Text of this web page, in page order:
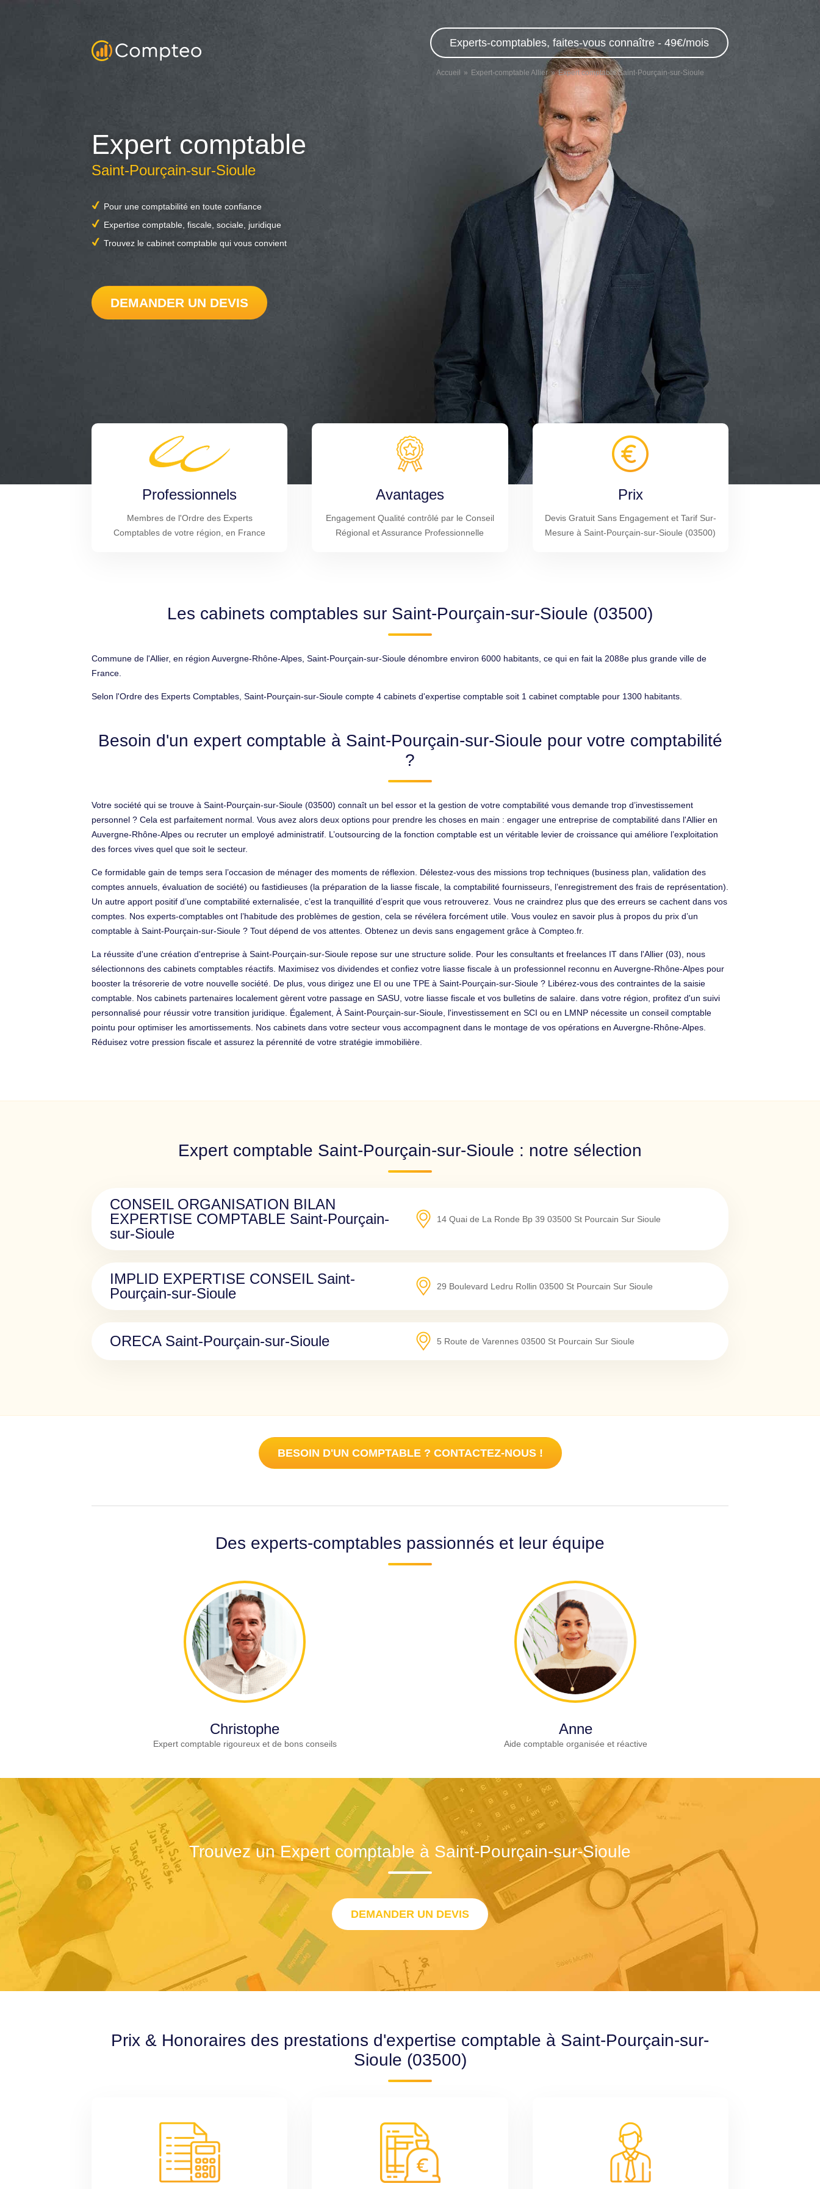
Experts-comptables, faites-vous connaître - 49€/mois
Accueil Expert-comptable Allier Expert comptable Saint-Pourçain-sur-Sioule
Expert comptable
Saint-Pourçain-sur-Sioule
Pour une comptabilité en toute confiance
Expertise comptable, fiscale, sociale, juridique
Trouvez le cabinet comptable qui vous convient
DEMANDER UN DEVIS
Professionnels
Membres de l'Ordre des Experts
Comptables de votre région, en France
Avantages
Engagement Qualité contrôlé par le Conseil
Régional et Assurance Professionnelle
Prix
Devis Gratuit Sans Engagement et Tarif Sur-
Mesure à Saint-Pourçain-sur-Sioule (03500)
Les cabinets comptables sur Saint-Pourçain-sur-Sioule (03500)
Commune de l'Allier, en région Auvergne-Rhône-Alpes, Saint-Pourçain-sur-Sioule dénombre environ 6000 habitants, ce qui en fait la 2088e plus grande ville de
France.
Selon l'Ordre des Experts Comptables, Saint-Pourçain-sur-Sioule compte 4 cabinets d'expertise comptable soit 1 cabinet comptable pour 1300 habitants.
Besoin d'un expert comptable à Saint-Pourçain-sur-Sioule pour votre comptabilité
?
Votre société qui se trouve à Saint-Pourçain-sur-Sioule (03500) connaît un bel essor et la gestion de votre comptabilité vous demande trop d’investissement
personnel ? Cela est parfaitement normal. Vous avez alors deux options pour prendre les choses en main : engager une entreprise de comptabilité dans l'Allier en
Auvergne-Rhône-Alpes ou recruter un employé administratif. L’outsourcing de la fonction comptable est un véritable levier de croissance qui améliore l’exploitation
des forces vives quel que soit le secteur.
Ce formidable gain de temps sera l’occasion de ménager des moments de réflexion. Délestez-vous des missions trop techniques (business plan, validation des
comptes annuels, évaluation de société) ou fastidieuses (la préparation de la liasse fiscale, la comptabilité fournisseurs, l’enregistrement des frais de représentation).
Un autre apport positif d’une comptabilité externalisée, c’est la tranquillité d’esprit que vous retrouverez. Vous ne craindrez plus que des erreurs se cachent dans vos
comptes. Nos experts-comptables ont l’habitude des problèmes de gestion, cela se révélera forcément utile. Vous voulez en savoir plus à propos du prix d’un
comptable à Saint-Pourçain-sur-Sioule ? Tout dépend de vos attentes. Obtenez un devis sans engagement grâce à Compteo.fr.
La réussite d'une création d'entreprise à Saint-Pourçain-sur-Sioule repose sur une structure solide. Pour les consultants et freelances IT dans l'Allier (03), nous
sélectionnons des cabinets comptables réactifs. Maximisez vos dividendes et confiez votre liasse fiscale à un professionnel reconnu en Auvergne-Rhône-Alpes pour
booster la trésorerie de votre nouvelle société. De plus, vous dirigez une EI ou une TPE à Saint-Pourçain-sur-Sioule ? Libérez-vous des contraintes de la saisie
comptable. Nos cabinets partenaires localement gèrent votre passage en SASU, votre liasse fiscale et vos bulletins de salaire. dans votre région, profitez d'un suivi
personnalisé pour réussir votre transition juridique. Également, À Saint-Pourçain-sur-Sioule, l'investissement en SCI ou en LMNP nécessite un conseil comptable
pointu pour optimiser les amortissements. Nos cabinets dans votre secteur vous accompagnent dans le montage de vos opérations en Auvergne-Rhône-Alpes.
Réduisez votre pression fiscale et assurez la pérennité de votre stratégie immobilière.
Expert comptable Saint-Pourçain-sur-Sioule : notre sélection
CONSEIL ORGANISATION BILAN
EXPERTISE COMPTABLE Saint-Pourçain-
sur-Sioule
14 Quai de La Ronde Bp 39 03500 St Pourcain Sur Sioule
IMPLID EXPERTISE CONSEIL Saint-
Pourçain-sur-Sioule
29 Boulevard Ledru Rollin 03500 St Pourcain Sur Sioule
ORECA Saint-Pourçain-sur-Sioule 5 Route de Varennes 03500 St Pourcain Sur Sioule
BESOIN D'UN COMPTABLE ? CONTACTEZ-NOUS !
Des experts-comptables passionnés et leur équipe
Christophe
Expert comptable rigoureux et de bons conseils
Anne
Aide comptable organisée et réactive
Trouvez un Expert comptable à Saint-Pourçain-sur-Sioule
DEMANDER UN DEVIS
Prix & Honoraires des prestations d'expertise comptable à Saint-Pourçain-sur-
Sioule (03500)